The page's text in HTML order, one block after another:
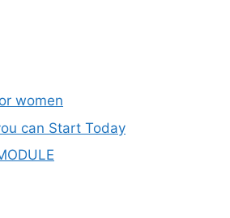
women
can Start Today